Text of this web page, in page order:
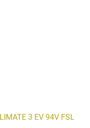
3 EV 94V FSL